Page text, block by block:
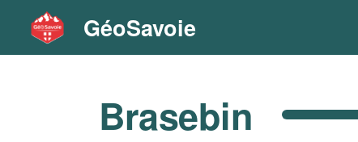
GéoSavoie
Brasebin